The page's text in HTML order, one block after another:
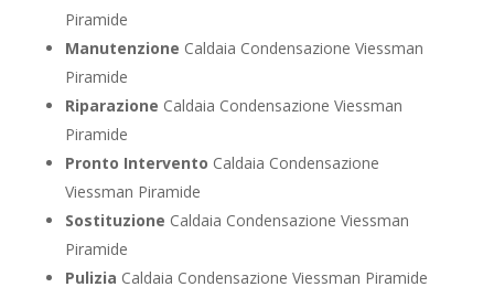
Piramide
Manutenzione Caldaia Condensazione Viessman
Piramide
Riparazione Caldaia Condensazione Viessman
Piramide
Pronto Intervento Caldaia Condensazione
Viessman Piramide
Sostituzione Caldaia Condensazione Viessman
Piramide
Pulizia Caldaia Condensazione Viessman Piramide